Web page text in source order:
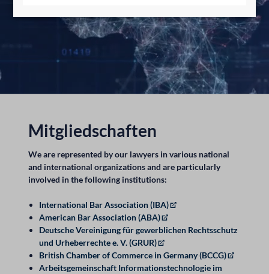
Mitgliedschaften
We are represented by our lawyers in various national
and international organizations and are particularly
involved in the following institutions:
International Bar Association (IBA)
American Bar Association (ABA)
Deutsche Vereinigung für gewerblichen Rechtsschutz
und Urheberrechte e. V. (GRUR)
British Chamber of Commerce in Germany (BCCG)
Arbeitsgemeinschaft Informationstechnologie im